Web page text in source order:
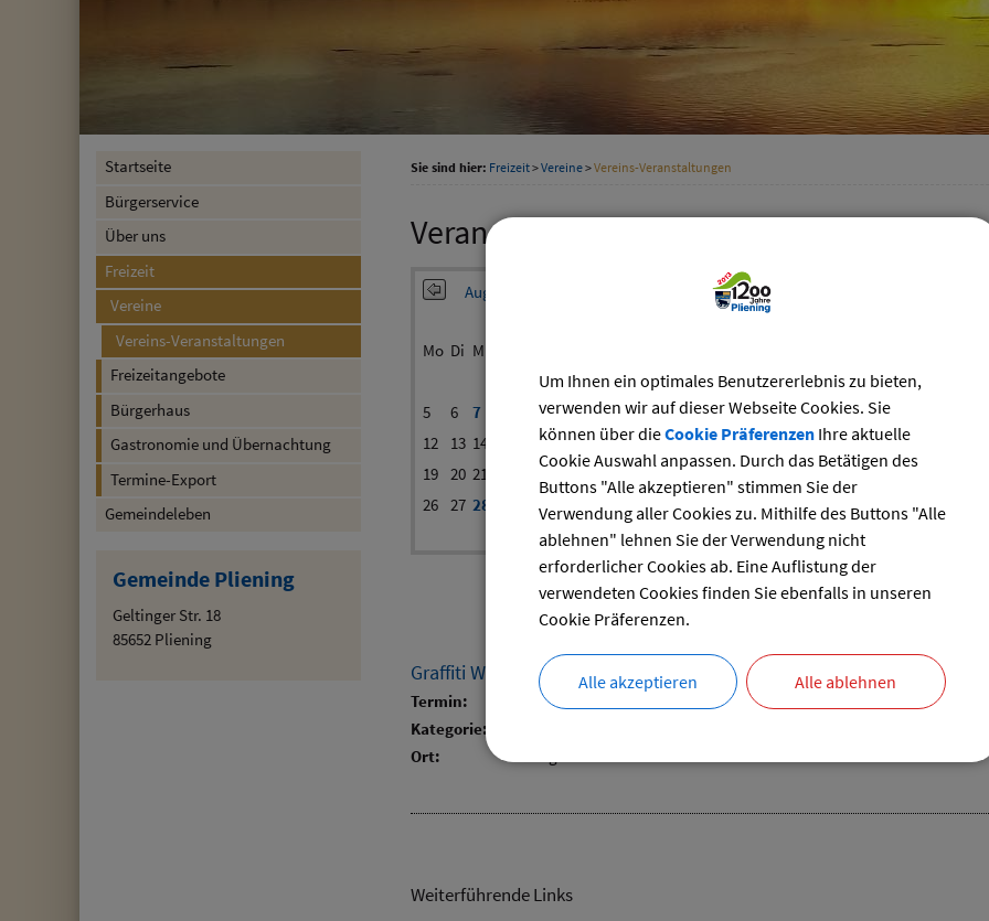
Startseite
Bürgerservice
Über uns
Freizeit
Vereine
Vereins-Veranstaltungen
Freizeitangebote
Bürgerhaus
Gastronomie und Übernachtung
Termine-Export
Gemeindeleben
Gemeinde Pliening
Geltinger Str. 18
85652 Pliening
Sie sind hier: Freizeit>Vereine>Vereins-Veranstaltungen
Veranstaltungskalender der Vereine
August 2024
Mo Di Mi
3
4
5
6 7 10 11
12
13 14 17
18
19 20 21
26 27 28 30 31
Datum
bis:
reset
Graffiti Workshop
Termin: 08.08.2024 von 09:00
bis 15:00 Uhr
Kategorie:
Ort:
Weiterführende Links
Um Ihnen ein optimales Benutzererlebnis zu bieten,
verwenden wir auf dieser Webseite Cookies. Sie
können über dieCookie PräferenzenIhre aktuelle
Cookie Auswahl anpassen. Durch das Betätigen des
Buttons "Alle akzeptieren" stimmen Sie der
Verwendung aller Cookies zu. Mithilfe des Buttons "Alle
ablehnen" lehnen Sie der Verwendung nicht
erforderlicher Cookies ab. Eine Auflistung der
verwendeten Cookies finden Sie ebenfalls in unseren
Cookie Präferenzen.
Alle akzeptieren Alle ablehnen